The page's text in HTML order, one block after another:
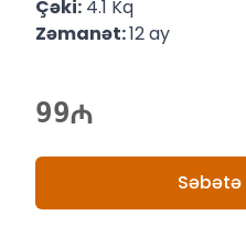
Çəki: 4.1 Kq
Zəmanət:12 ay
99